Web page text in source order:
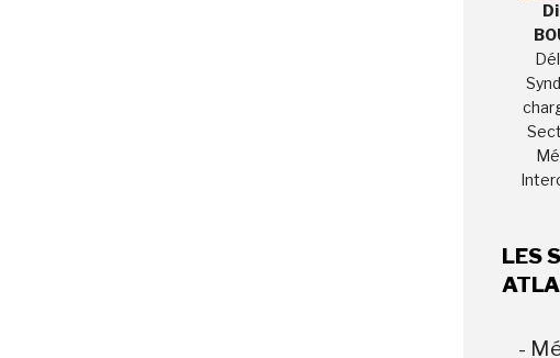
LES
-